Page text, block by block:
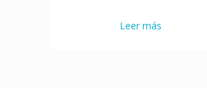
Leer más